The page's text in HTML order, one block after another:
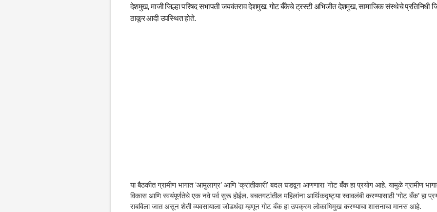
देशमुख, माजी जिल्हा परिषद सभापती जयवंतराव देशमुख, गोट बँकेचे ट्रस्टी अभिजीत देशमुख, सामाजिक संस्थेचे प्रतिनिधी
ठाकूर आदी उपस्थित होते.
या बैठकीत ग्रामीण भागात ‘आमुलाग्र’ आणि ‘क्रांतीकारी’ बदल घडवून आणणारा ‘गोट बँक हा प्रयोग आहे. यामुळे ग्रामीण
विकास आणि स्वयंपूर्णतेचे एक नवे पर्व सुरू होईल. बचतगटांतील महिलांना आर्थिकदृष्ट्या स्वावलंबी करण्यासाठी ‘गोट बँक’ हा
राबविला जात असूनशेती व्यवसायाला जोडधंदा म्हणून गोट बँक हा उपक्रम लोकाभिमुख करण्याचा शासनाचा मानस आहे.